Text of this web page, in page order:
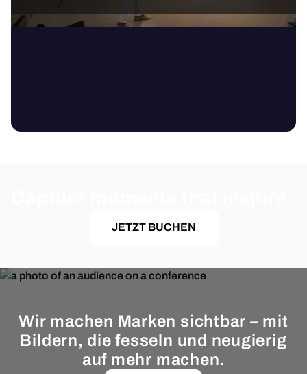
JETZT BUCHEN
Wir machen Marken sichtbar – mit
Bildern, die fesseln und neugierig
auf mehr machen.